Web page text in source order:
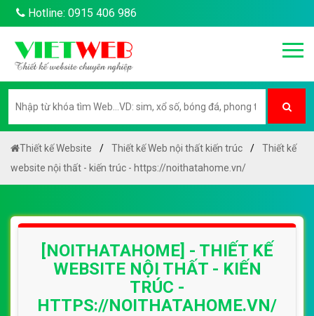
Hotline: 0915 406 986
Thiết kế Website Thiết kế Web nội thất kiến trúc
Thiết kế
website nội thất - kiến trúc - https://noithatahome.vn/
[NOITHATAHOME] - THIẾT KẾ
WEBSITE NỘI THẤT - KIẾN
TRÚC -
HTTPS://NOITHATAHOME.VN/